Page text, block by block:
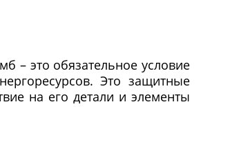
– это обязательное условие
Это защитные
на его детали и элементы